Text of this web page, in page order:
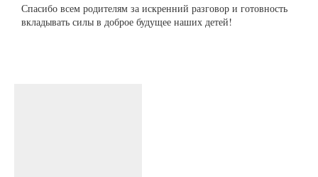
Спасибо всем родителям за искренний разговор и готовность
вкладывать силы в доброе будущее наших детей!